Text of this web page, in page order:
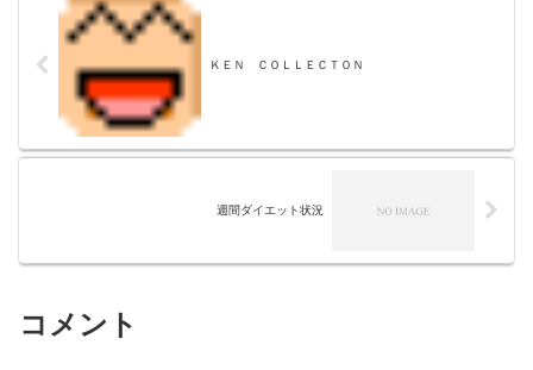
ＫＥＮ ＣＯＬＬＥＣＴＯＮ
週間ダイエット状況
コメント